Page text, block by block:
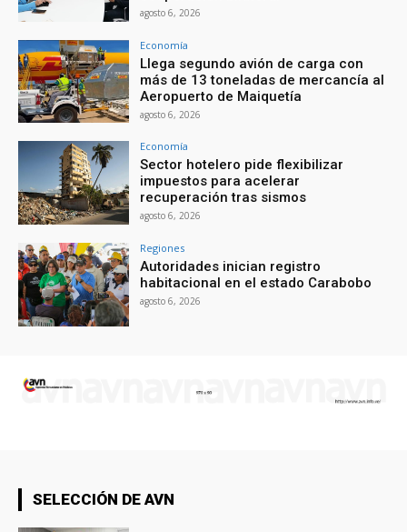
agosto 6, 2026
Economía
Llega segundo avión de carga con
más de 13 toneladas de mercancía al
Aeropuerto de Maiquetía
agosto 6, 2026
Economía
Sector hotelero pide flexibilizar
impuestos para acelerar
recuperación tras sismos
agosto 6, 2026
Regiones
Autoridades inician registro
habitacional en el estado Carabobo
agosto 6, 2026
SELECCIÓN DE AVN